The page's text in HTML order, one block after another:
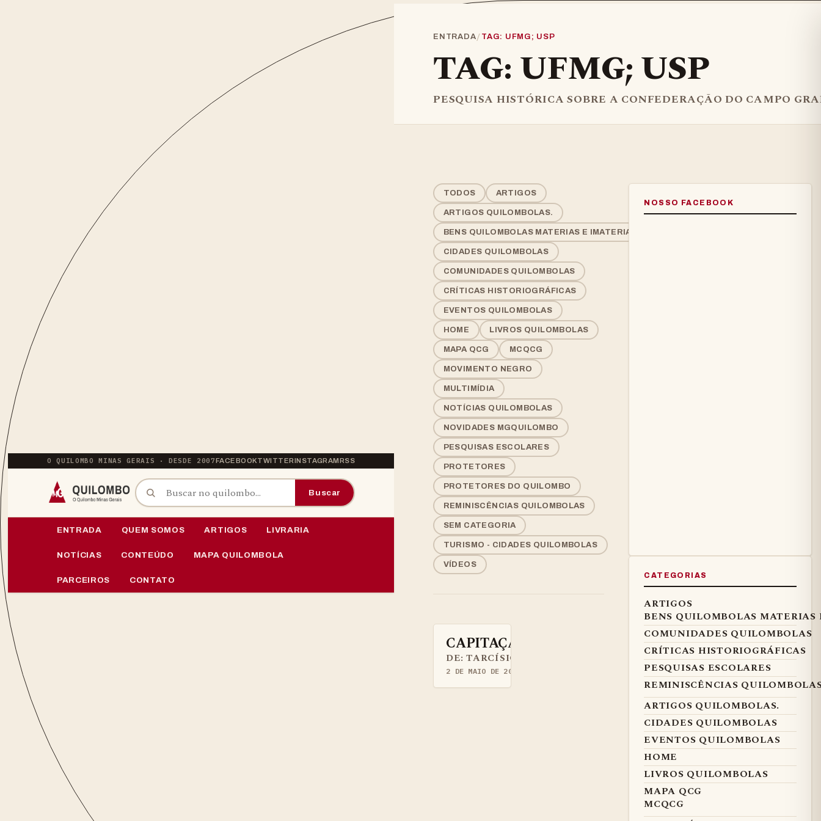
PULAR PARA O CONTEÚDO
O QUILOMBO MINAS GERAIS · DESDE 2007FACEBOOKTWITTERINSTAGRAMRSS
BUSCAR POR:
Buscar
ENTRADA QUEM SOMOS ARTIGOS LIVRARIA
NOTÍCIAS CONTEÚDO MAPA QUILOMBOLA
PARCEIROS CONTATO
ENTRADA/ TAG: UFMG; USP
TAG: UFMG; USP
PESQUISA HISTÓRICA SOBRE A CONFEDERAÇÃO DO CAMPO
TODOS ARTIGOS
ARTIGOS QUILOMBOLAS.
BENS QUILOMBOLAS MATERIAS E IMATERIAIS
CIDADES QUILOMBOLAS
COMUNIDADES QUILOMBOLAS
CRÍTICAS HISTORIOGRÁFICAS
EVENTOS QUILOMBOLAS
HOME LIVROS QUILOMBOLAS
MAPA QCG MCQCG
MOVIMENTO NEGRO
MULTIMÍDIA
NOTÍCIAS QUILOMBOLAS
NOVIDADES MGQUILOMBO
PESQUISAS ESCOLARES
PROTETORES
PROTETORES DO QUILOMBO
REMINISCÊNCIAS QUILOMBOLAS
SEM CATEGORIA
TURISMO - CIDADES QUILOMBOLAS
VÍDEOS
ARTIGOS QUILOMBOLAS.
CAPITAÇÃO: O IMPOSTO ESCONDIDO PELA
DE: TARCÍSIO JOSÉ MARTINS A HISTORIOGRAFIA MINEIRA FIRMADA
2 DE MAIO DE 2023
NOSSO FACEBOOK
CATEGORIAS
ARTIGOS
BENS QUILOMBOLAS
COMUNIDADES QUILOMBOLAS
CRÍTICAS HISTORIOGRÁFICAS
PESQUISAS ESCOLARES
REMINISCÊNCIAS
ARTIGOS QUILOMBOLAS.
CIDADES QUILOMBOLAS
EVENTOS QUILOMBOLAS
HOME
LIVROS QUILOMBOLAS
MAPA QCG
MCQCG